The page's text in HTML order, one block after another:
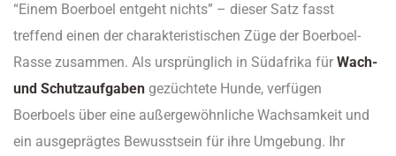
“Einem Boerboel entgeht nichts” – dieser Satz fasst
treffend einen der charakteristischen Züge der Boerboel-
Rasse zusammen. Als ursprünglich in Südafrika für Wach-
und Schutzaufgaben gezüchtete Hunde, verfügen
Boerboels über eine außergewöhnliche Wachsamkeit und
ein ausgeprägtes Bewusstsein für ihre Umgebung. Ihr